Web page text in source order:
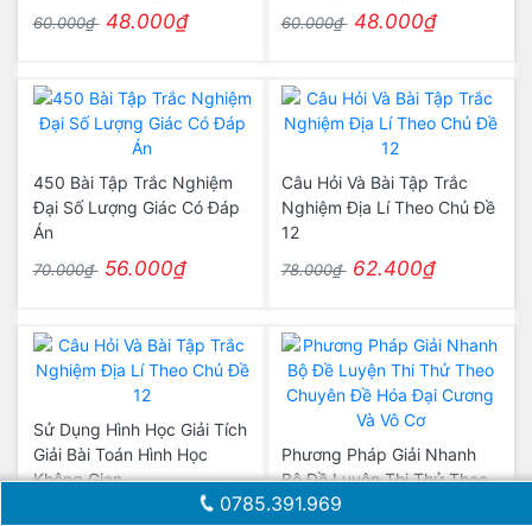
60.000₫ 48.000₫ 60.000₫ 48.000₫
450 Bài Tập Trắc Nghiệm
Đại Số Lượng Giác Có Đáp
Án
70.000₫ 56.000₫
Câu Hỏi Và Bài Tập Trắc
Nghiệm Địa Lí Theo Chủ Đề
12
78.000₫ 62.400₫
Sử Dụng Hình Học Giải Tích
Giải Bài Toán Hình Học
Không Gian
Phương Pháp Giải Nhanh
Bộ Đề Luyện Thi Thử Theo
Chuyên Đề Hóa Đại Cương
0785.391.969